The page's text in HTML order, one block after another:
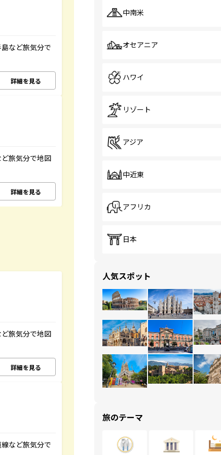
など旅気分で
詳細を見る
旅気分で地図
詳細を見る
旅気分で地図
詳細を見る
など旅気分で
中南米
オセアニア
ハワイ
リゾート
アジア
中近東
アフリカ
日本
人気スポット
旅のテーマ